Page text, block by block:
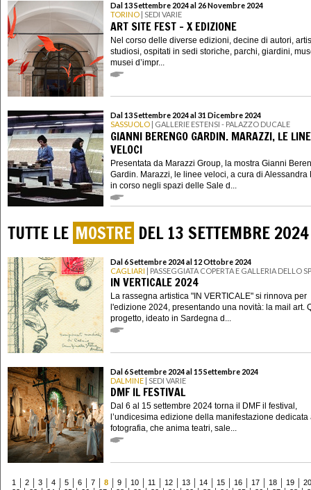
Dal 13 Settembre 2024 al 26 Novembre 2024
TORINO | SEDI VARIE
ART SITE FEST - X EDIZIONE
Nel corso delle diverse edizioni, decine di autori,
studiosi, ospitati in sedi storiche, parchi, giardini,
musei d’impr...
Dal 13 Settembre 2024 al 31 Dicembre 2024
SASSUOLO | GALLERIE ESTENSI - PALAZZO DUCALE
GIANNI BERENGO GARDIN. MARAZZI, LE
VELOCI
Presentata da Marazzi Group, la mostra Gianni
Gardin. Marazzi, le linee veloci, a cura di Alessandra
in corso negli spazi delle Sale d...
TUTTE LE MOSTRE DEL 13 SETTEMBRE 2024
Dal 6 Settembre 2024 al 12 Ottobre 2024
CAGLIARI | PASSEGGIATA COPERTA E GALLERIA DELLO
IN VERTICALE 2024
La rassegna artistica "IN VERTICALE" si rinnova per
l'edizione 2024, presentando una novità: la mail art.
progetto, ideato in Sardegna d...
Dal 6 Settembre 2024 al 15 Settembre 2024
DALMINE | SEDI VARIE
DMF IL FESTIVAL
Dal 6 al 15 settembre 2024 torna il DMF il festival,
l’undicesima edizione della manifestazione dedicata
fotografia, che anima teatri, sale...
1 2 3 4 5 6 7 8 9 10 11 12 13 14 15 16 17 18 19
20